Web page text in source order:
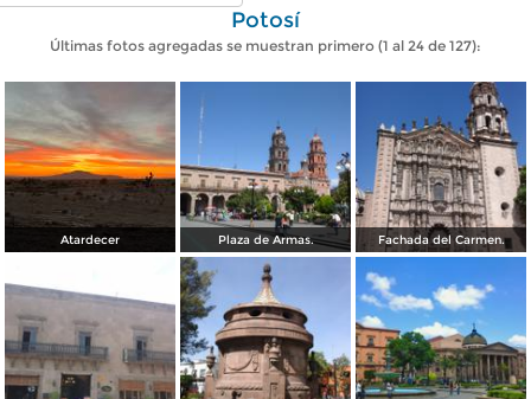
Potosí
Últimas fotos agregadas se muestran primero (1 al 24 de 127):
Atardecer Plaza de Armas. Fachada del Carmen.